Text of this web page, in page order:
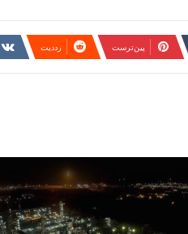
‫پین‌ترست ‫رددیت